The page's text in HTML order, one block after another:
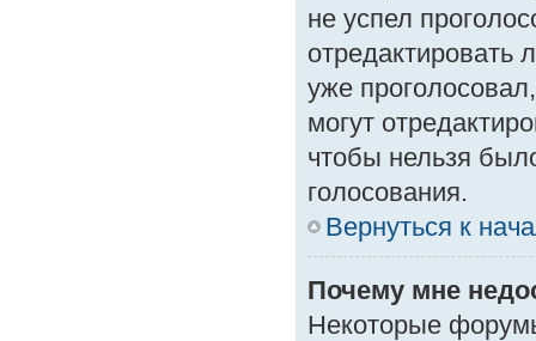
не успел
отредактировать
уже
могут
чтобы нельзя
голосования.
Вернуться к
Почему мне
Некоторые